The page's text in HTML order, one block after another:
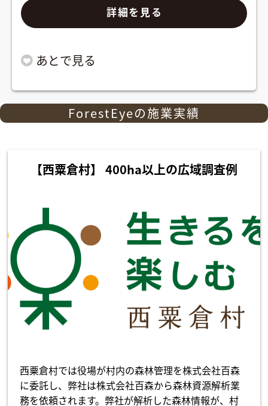
詳細を見る
ForestEyeの施業実績
【西粟倉村】 400ha以上の広域調査例
西粟倉村では役場が村内の森林管理を株式会社百森
に委託し、弊社は株式会社百森から森林資源解析業
務を依頼されます。弊社が解析した森林情報が、村